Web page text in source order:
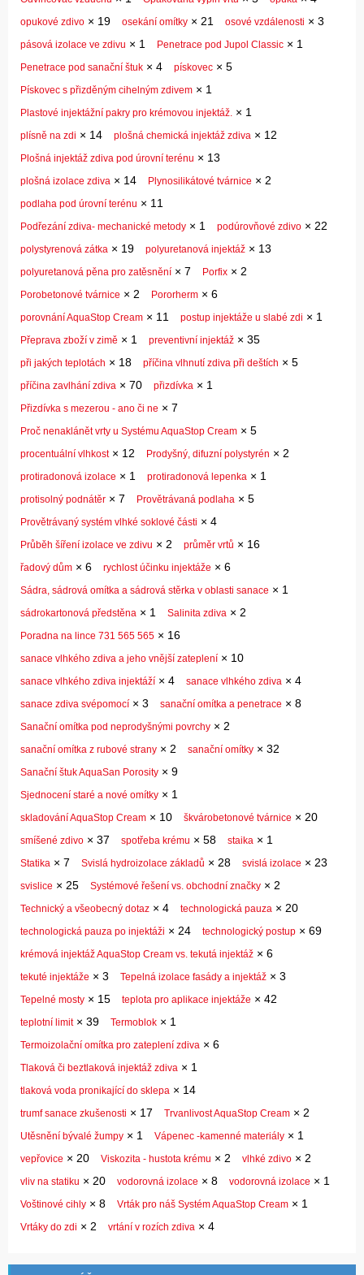
opukové zdivo × 19 osekání omítky × 21 osové vzdálenosti × 3
pásová izolace ve zdivu × 1 Penetrace pod Jupol Classic × 1
Penetrace pod sanační štuk × 4 pískovec × 5
Pískovec s přizděným cihelným zdivem × 1
Plastové injektážní pakry pro krémovou injektáž. × 1
plísně na zdi × 14 plošná chemická injektáž zdiva × 12
Plošná injektáž zdiva pod úrovní terénu × 13
plošná izolace zdiva × 14 Plynosilikátové tvárnice × 2
podlaha pod úrovní terénu × 11
Podřezání zdiva- mechanické metody × 1 podúrovňové zdivo × 22
polystyrenová zátka × 19 polyuretanová injektáž × 13
polyuretanová pěna pro zatěsnění × 7 Porfix × 2
Porobetonové tvárnice × 2 Pororherm × 6
porovnání AquaStop Cream × 11 postup injektáže u slabé zdi × 1
Přeprava zboží v zimě × 1 preventivní injektáž × 35
při jakých teplotách × 18 příčina vlhnutí zdiva při deštích × 5
příčina zavlhání zdiva × 70 přizdívka × 1
Přizdívka s mezerou - ano či ne × 7
Proč nenaklánět vrty u Systému AquaStop Cream × 5
procentuální vlhkost× 12 Prodyšný, difuzní polystyrén × 2
protiradonová izolace × 1 protiradonová lepenka × 1
protisolný podnátěr × 7 Provětrávaná podlaha × 5
Provětrávaný systém vlhké soklové části × 4
Průběh šíření izolace ve zdivu × 2 průměr vrtů × 16
řadový dům × 6 rychlost účinku injektáže × 6
Sádra, sádrová omítka a sádrová stěrka v oblasti sanace × 1
sádrokartonová předstěna × 1 Salinita zdiva × 2
Poradna na lince 731 565 565 × 16
sanace vlhkého zdiva a jeho vnější zateplení × 10
sanace vlhkého zdiva injektáží × 4 sanace vlhkého zdiva × 4
sanace zdiva svépomocí × 3 sanační omítka a penetrace × 8
Sanační omítka pod neprodyšnými povrchy × 2
sanační omítka z rubové strany × 2 sanační omítky × 32
Sanační štuk AquaSan Porosity × 9
Sjednocení staré a nové omítky × 1
skladování AquaStop Cream × 10 škvárobetonové tvárnice × 20
smíšené zdivo × 37 spotřeba krému × 58 staika × 1
Statika × 7 Svislá hydroizolace základů × 28 svislá izolace × 23
svislice × 25 Systémové řešení vs. obchodní značky × 2
Technický a všeobecný dotaz × 4 technologická pauza × 20
technologická pauza po injektáži × 24 technologický postup × 69
krémová injektáž AquaStop Cream vs. tekutá injektáž × 6
tekuté injektáže × 3 Tepelná izolace fasády a injektáž × 3
Tepelné mosty × 15 teplota pro aplikace injektáže × 42
teplotní limit× 39 Termoblok × 1
Termoizolační omítka pro zateplení zdiva × 6
Tlaková či beztlaková injektáž zdiva × 1
tlaková voda pronikající do sklepa × 14
trumf sanace zkušenosti × 17 Trvanlivost AquaStop Cream × 2
Utěsnění bývalé žumpy × 1 Vápenec -kamenné materiály × 1
vepřovice × 20 Viskozita - hustota krému × 2 vlhké zdivo × 2
vliv na statiku × 20 vodorovná izolace × 8 vodorovná izolace × 1
Voštinové cihly × 8 Vrták pro náš Systém AquaStop Cream × 1
Vrtáky do zdi × 2 vrtání v rozích zdiva × 4